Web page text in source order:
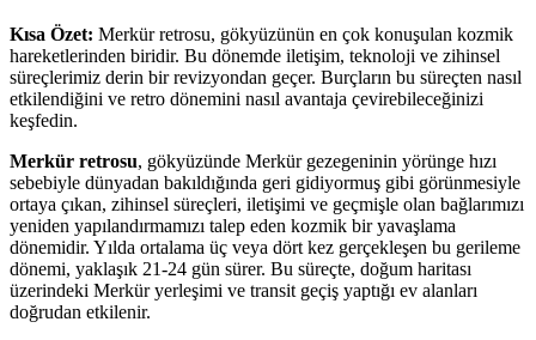
Kısa Özet: Merkür retrosu, gökyüzünün en çok konuşulan kozmik
hareketlerinden biridir. Bu dönemde iletişim, teknoloji ve zihinsel
süreçlerimiz derin bir revizyondan geçer. Burçların bu süreçten nasıl
etkilendiğini ve retro dönemini nasıl avantaja çevirebileceğinizi
keşfedin.
Merkür retrosu, gökyüzünde Merkür gezegeninin yörünge hızı
sebebiyle dünyadan bakıldığında geri gidiyormuş gibi görünmesiyle
ortaya çıkan, zihinsel süreçleri, iletişimi ve geçmişle olan bağlarımızı
yeniden yapılandırmamızı talep eden kozmik bir yavaşlama
dönemidir. Yılda ortalama üç veya dört kez gerçekleşen bu gerileme
dönemi, yaklaşık 21-24 gün sürer. Bu süreçte, doğum haritası
üzerindeki Merkür yerleşimi ve transit geçiş yaptığı ev alanları
doğrudan etkilenir.